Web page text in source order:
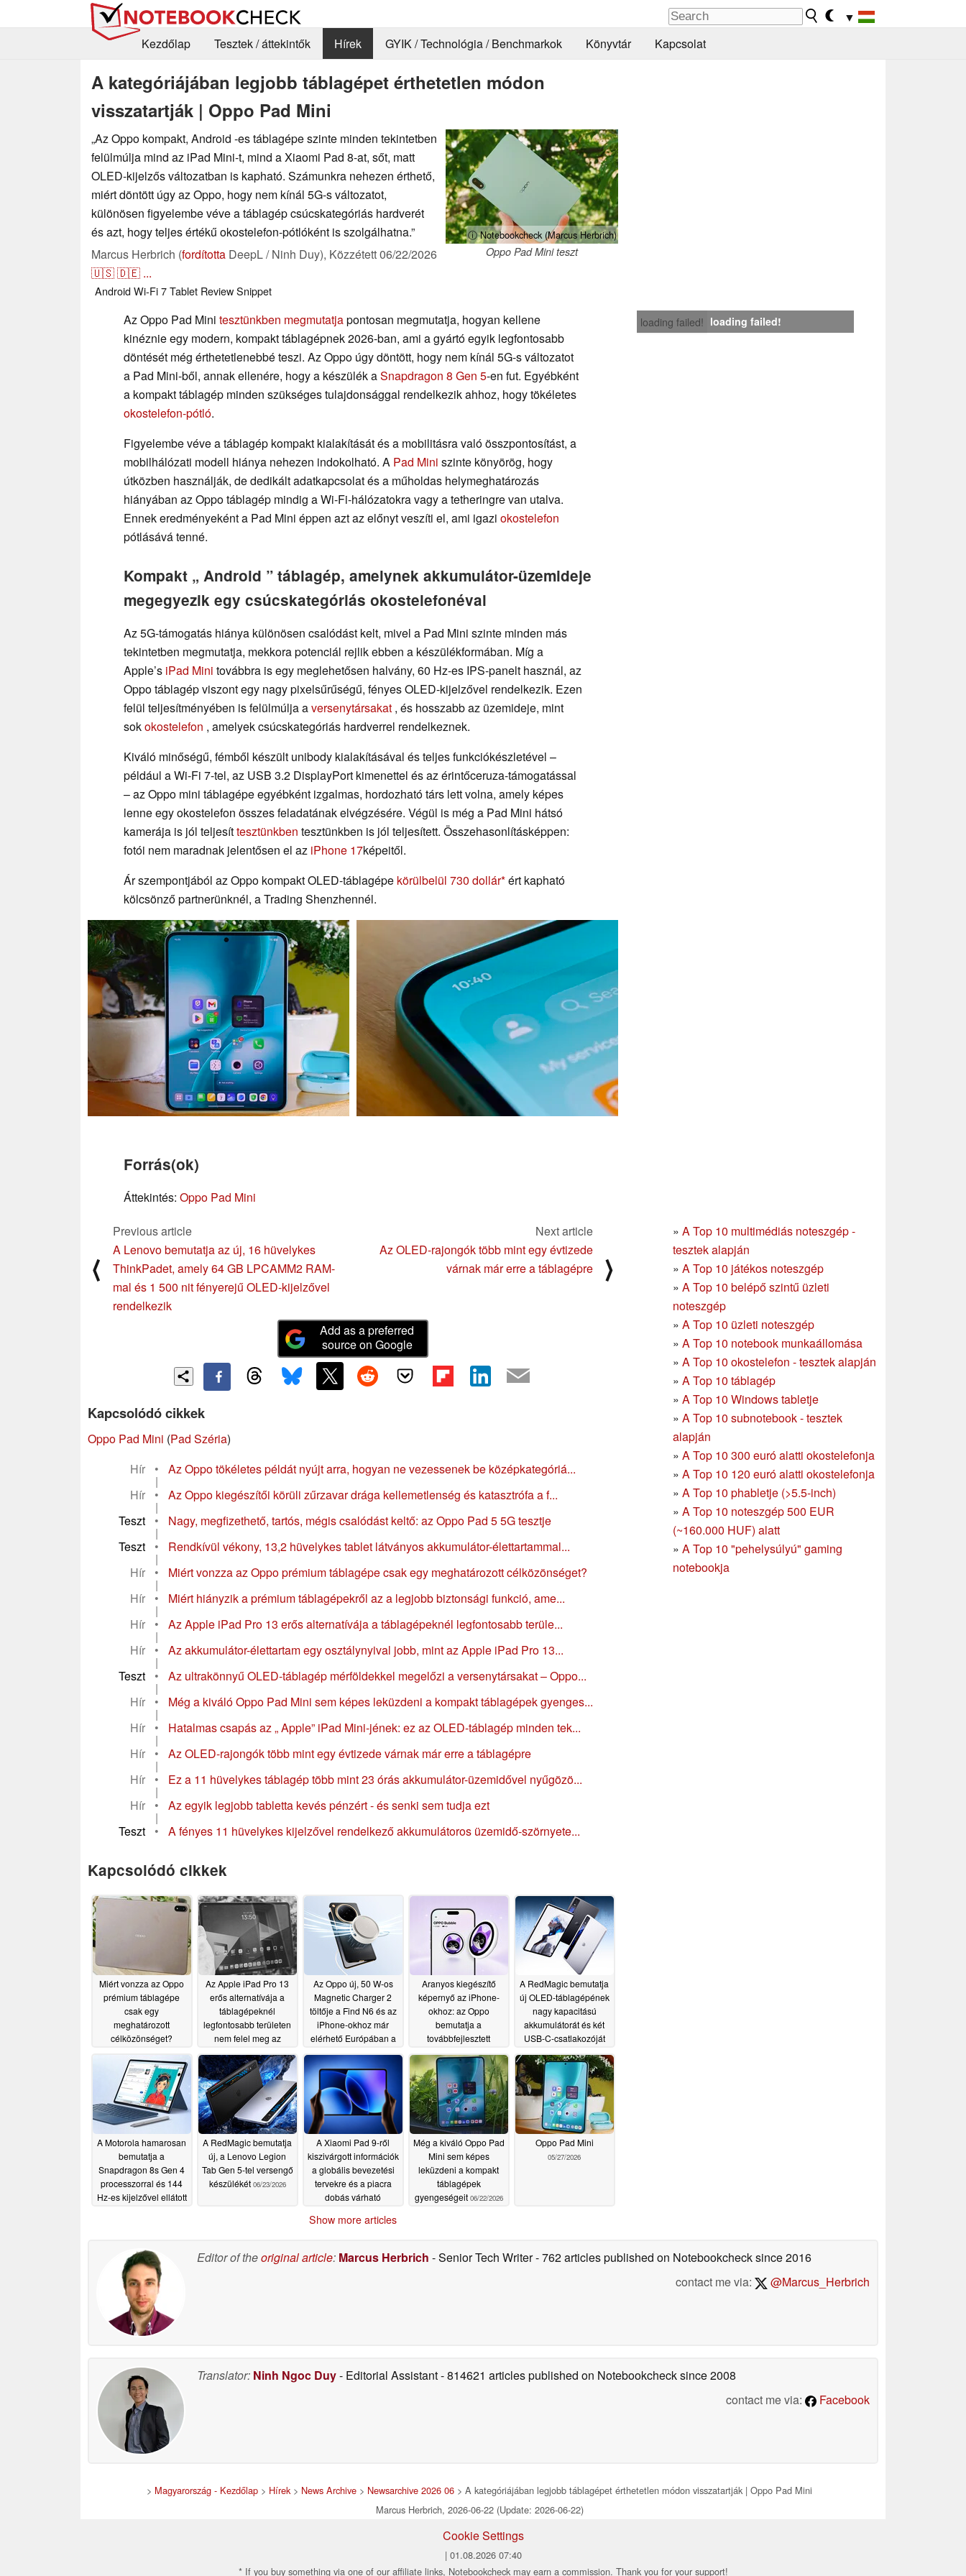
▼
Kezdőlap
Tesztek / áttekintők Hírek GYIK / Technológia / Benchmarkok Könyvtár Kapcsolat
A kategóriájában legjobb táblagépet érthetetlen módon
visszatartják | Oppo Pad Mini
ⓘ Notebookcheck (Marcus Herbrich)
Oppo Pad Mini teszt
„Az Oppo kompakt, Android -es táblagépe szinte minden tekintetben
felülmúlja mind az iPad Mini-t, mind a Xiaomi Pad 8-at, sőt, matt
OLED-kijelzős változatban is kapható. Számunkra nehezen érthető,
miért döntött úgy az Oppo, hogy nem kínál 5G-s változatot,
különösen figyelembe véve a táblagép csúcskategóriás hardverét
és azt, hogy teljes értékű okostelefon-pótlóként is szolgálhatna.”
Marcus Herbrich (fordította DeepL / Ninh Duy), Közzétett06/22/2026
🇺🇸🇩🇪 ...
AndroidWi-Fi 7Tablet Review Snippet
loading failed! loading failed!
Az Oppo Pad Mini tesztünkben megmutatjapontosan megmutatja, hogyan kellene
kinéznie egy modern, kompakt táblagépnek 2026-ban, ami a gyártó egyik legfontosabb
döntését még érthetetlenebbé teszi. Az Oppo úgy döntött, hogy nem kínál 5G-s változatot
a Pad Mini-ből, annak ellenére, hogy a készülék aSnapdragon 8 Gen 5-en fut. Egyébként
a kompakt táblagép minden szükséges tulajdonsággal rendelkezik ahhoz, hogy tökéletes
okostelefon-pótló.
Figyelembe véve a táblagép kompakt kialakítását és a mobilitásra való összpontosítást, a
mobilhálózati modell hiánya nehezen indokolható. A Pad Mini szinte könyörög, hogy
útközben használják, de dedikált adatkapcsolat és a műholdas helymeghatározás
hiányában az Oppo táblagép mindig a Wi-Fi-hálózatokra vagy a tetheringre van utalva.
Ennek eredményeként a Pad Mini éppen azt az előnyt veszíti el, ami igazi okostelefon
pótlásává tenné.
Kompakt „ Android ” táblagép, amelynek akkumulátor-üzemideje
megegyezik egy csúcskategóriás okostelefonéval
Az 5G-támogatás hiánya különösen csalódást kelt, mivel a Pad Mini szinte minden más
tekintetben megmutatja, mekkora potenciál rejlik ebben a készülékformában. Míg a
Apple’s iPad Mini továbbra is egy meglehetősen halvány, 60 Hz-es IPS-panelt használ, az
Oppo táblagép viszont egy nagy pixelsűrűségű, fényes OLED-kijelzővel rendelkezik. Ezen
felül teljesítményében is felülmúlja aversenytársakat , és hosszabb az üzemideje, mint
sokokostelefon , amelyek csúcskategóriás hardverrel rendelkeznek.
Kiváló minőségű, fémből készült unibody kialakításával és teljes funkciókészletével –
például a Wi-Fi 7-tel, az USB 3.2 DisplayPort kimenettel és az érintőceruza-támogatással
– az Oppo mini táblagépe egyébként izgalmas, hordozható társ lett volna, amely képes
lenne egy okostelefon összes feladatának elvégzésére. Végül is még a Pad Mini hátsó
kamerája is jól teljesíttesztünkben tesztünkben is jól teljesített. Összehasonlításképpen:
fotói nem maradnak jelentősen el az iPhone 17képeitől.
Ár szempontjából az Oppo kompakt OLED-táblagépe körülbelül 730 dollár ért kapható
kölcsönző partnerünknél, a Trading Shenzhennél.
Forrás(ok)
Áttekintés: Oppo Pad Mini
» A Top 10 multimédiás noteszgép -
tesztek alapján
» A Top 10 játékos noteszgép
» A Top 10 belépő szintű üzleti
noteszgép
» A Top 10 üzleti noteszgép
» A Top 10 notebook munkaállomása
» A Top 10 okostelefon - tesztek alapján
» A Top 10 táblagép
» A Top 10 Windows tabletje
» A Top 10 subnotebook - tesztek
alapján
» A Top 10 300 euró alatti okostelefonja
» A Top 10 120 euró alatti okostelefonja
» A Top 10 phabletje (>5.5-inch)
» A Top 10 noteszgép 500 EUR
(~160.000 HUF) alatt
» A Top 10 "pehelysúlyú" gaming
notebookja
⟨
Previous article
A Lenovo bemutatja az új, 16 hüvelykes
ThinkPadet, amely 64 GB LPCAMM2 RAM-
mal és 1 500 nit fényerejű OLED-kijelzővel
rendelkezik
Next article
Az OLED-rajongók több mint egy évtizede
várnak már erre a táblagépre
⟩
Add as a preferred
source on Google
Kapcsolódó cikkek
Oppo Pad Mini (Pad Széria)
Hír
• Az Oppo tökéletes példát nyújt arra, hogyan ne vezessenek be középkategóriá...
|
Hír
• Az Oppo kiegészítői körüli zűrzavar drága kellemetlenség és katasztrófa a f...
|
Teszt
• Nagy, megfizethető, tartós, mégis csalódást keltő: az Oppo Pad 5 5G tesztje
|
Teszt
• Rendkívül vékony, 13,2 hüvelykes tablet látványos akkumulátor-élettartammal...
|
Hír
• Miért vonzza az Oppo prémium táblagépe csak egy meghatározott célközönséget?
|
Hír
• Miért hiányzik a prémium táblagépekről az a legjobb biztonsági funkció, ame...
|
Hír
• Az Apple iPad Pro 13 erős alternatívája a táblagépeknél legfontosabb terüle...
|
Hír
• Az akkumulátor-élettartam egy osztálynyival jobb, mint az Apple iPad Pro 13...
|
Teszt
• Az ultrakönnyű OLED-táblagép mérföldekkel megelőzi a versenytársakat – Oppo...
|
Hír
• Még a kiváló Oppo Pad Mini sem képes leküzdeni a kompakt táblagépek gyenges...
|
Hír
• Hatalmas csapás az „ Apple” iPad Mini-jének: ez az OLED-táblagép minden tek...
|
Hír
• Az OLED-rajongók több mint egy évtizede várnak már erre a táblagépre
|
Hír
• Ez a 11 hüvelykes táblagép több mint 23 órás akkumulátor-üzemidővel nyűgözö...
|
Hír
• Az egyik legjobb tabletta kevés pénzért - és senki sem tudja ezt
|
Teszt
• A fényes 11 hüvelykes kijelzővel rendelkező akkumulátoros üzemidő-szörnyete...
Kapcsolódó cikkek
Miért vonzza az Oppo
prémium táblagépe
csak egy
meghatározott
célközönséget?
Az Apple iPad Pro 13
erős alternatívája a
táblagépeknél
legfontosabb területen
nem felel meg az
07/19/2026
Az Oppo új, 50 W-os
Magnetic Charger 2
töltője a Find N6 és az
iPhone-okhoz már
elérhető Európában a
bevezetés részeként
07/11/2026
Aranyos kiegészítő
képernyő az iPhone-
okhoz: az Oppo
bemutatja a
továbbfejlesztett
06/30/2026
A RedMagic bemutatja
új OLED-táblagépének
nagy kapacitású
akkumulátorát és két
USB-C-csatlakozóját
06/26/2026
A Motorola hamarosan
bemutatja a
Snapdragon 8s Gen 4
processzorral és 144
Hz-es kijelzővel ellátott
A RedMagic bemutatja
új, a Lenovo Legion
Tab Gen 5-tel versengő
készülékét 06/23/2026
A Xiaomi Pad 9-ről
kiszivárgott információk
a globális bevezetési
tervekre és a piacra
dobás várható
06/23/2026
Még a kiváló Oppo Pad
Mini sem képes
leküzdeni a kompakt
táblagépek
gyengeségeit 06/22/2026
Oppo Pad Mini
05/27/2026
Show more articles
Editor of theoriginal article: Marcus Herbrich - Senior Tech Writer- 762 articles published on Notebookchecksince 2016
contact me via:
@Marcus_Herbrich
Translator: Ninh Ngoc Duy- Editorial Assistant- 814621 articles published on Notebookchecksince 2008
contact me via:
Facebook
> Magyarország - Kezdőlap > Hírek > News Archive > Newsarchive 2026 06 > A kategóriájában legjobb táblagépet érthetetlen módon visszatartják | Oppo Pad Mini
Marcus Herbrich, 2026-06-22 (Update: 2026-06-22)
Cookie Settings
| 01.08.2026 07:40
* If you buy something via one of our affiliate links, Notebookcheck may earn a commission. Thank you for your support!